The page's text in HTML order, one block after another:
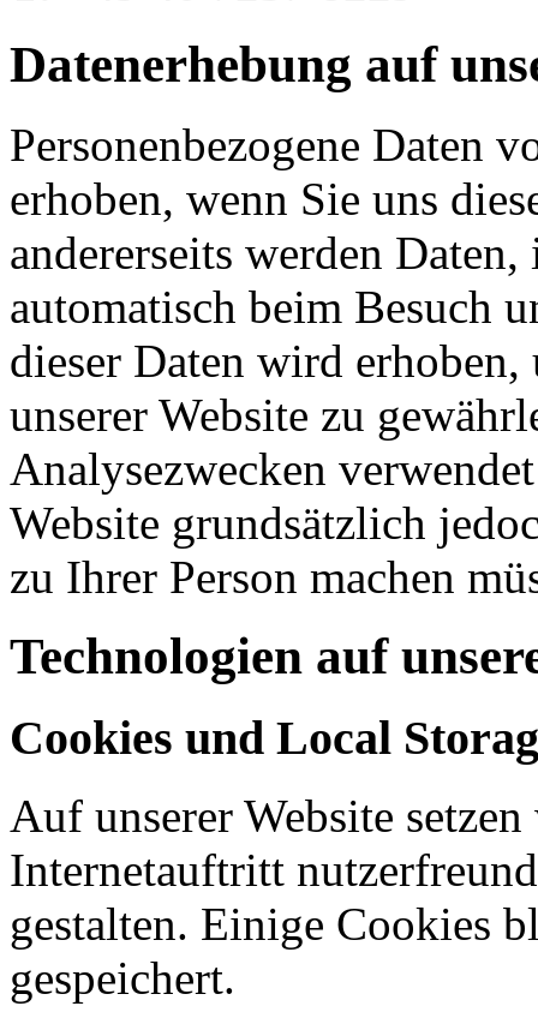
Datenerhebung auf
Personenbezogene Daten
erhoben, wenn Sie uns
andererseits werden
automatisch beim Besuch
dieser Daten wird
unserer Website zu
Analysezwecken
Website grundsätzlich
zu Ihrer Person machen
Technologien auf
Cookies und Local
Auf unserer Website
Internetauftritt
gestalten. Einige Cookies
gespeichert.